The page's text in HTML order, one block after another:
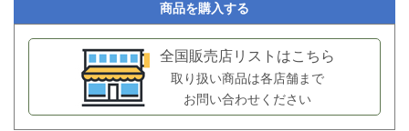
商品を購入する
全国販売店リストはこちら
取り扱い商品は各店舗まで
お問い合わせください